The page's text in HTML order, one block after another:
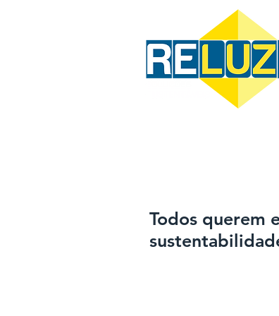
Todos querem